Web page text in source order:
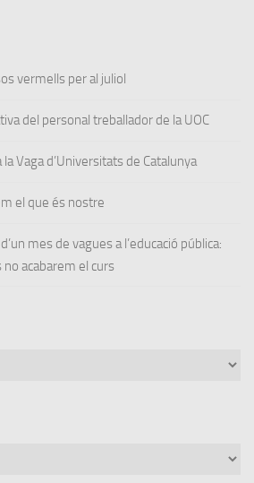
vermells per al juliol
del personal treballador de la UOC
Vaga d’Universitats de Catalunya
el que és nostre
mes de vagues a l’educació pública:
acabarem el curs